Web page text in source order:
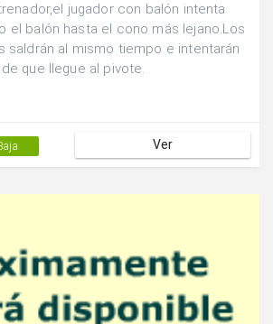
jugador con balón intenta
el balón hasta el cono más lejano.Los
saldrán al mismo tiempo e intentarán
que llegue al pivote.
Ver